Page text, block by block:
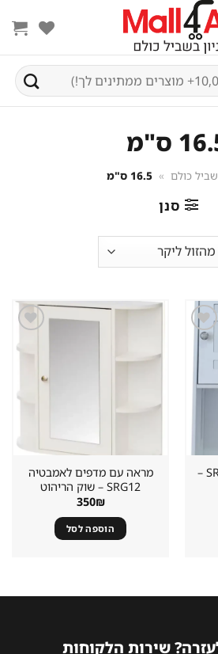
ס"מ
כולם » 16.5 ס"מ
סנן
שמור
במועדפים
ארון קיר עם מראה SRG13 –
מוצר
מראה עם מדפים לאמבטיה
SRG12 – שוק הריהוט
350₪
הוספה לסל
שירות הלקוחות